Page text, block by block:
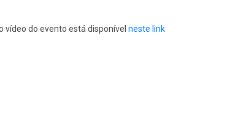
vídeo do evento está disponível neste link